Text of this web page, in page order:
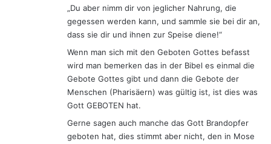
„Du aber nimm dir von jeglicher Nahrung, die
gegessen werden kann, und sammle sie bei dir an,
dass sie dir und ihnen zur Speise diene!“
Wenn man sich mit den Geboten Gottes befasst
wird man bemerken das in der Bibel es einmal die
Gebote Gottes gibt und dann die Gebote der
Menschen (Pharisäern) was gültig ist, ist dies was
Gott GEBOTEN hat.
Gerne sagen auch manche das Gott Brandopfer
geboten hat, dies stimmt aber nicht, den in Mose